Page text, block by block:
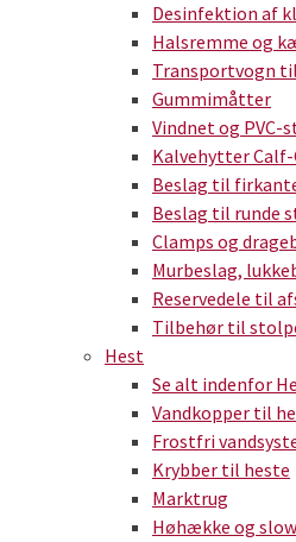
Desinfektion af
Halsremme og
Transportvogn
Gummimåtter
Vindnet og PVC-
Kalvehytter Calf-
Beslag til
Beslag til runde
Clamps og
Murbeslag,
Reservedele til
Tilbehør til
Hest
Se alt indenfor
Vandkopper til
Frostfri
Krybber til heste
Marktrug
Høhække og